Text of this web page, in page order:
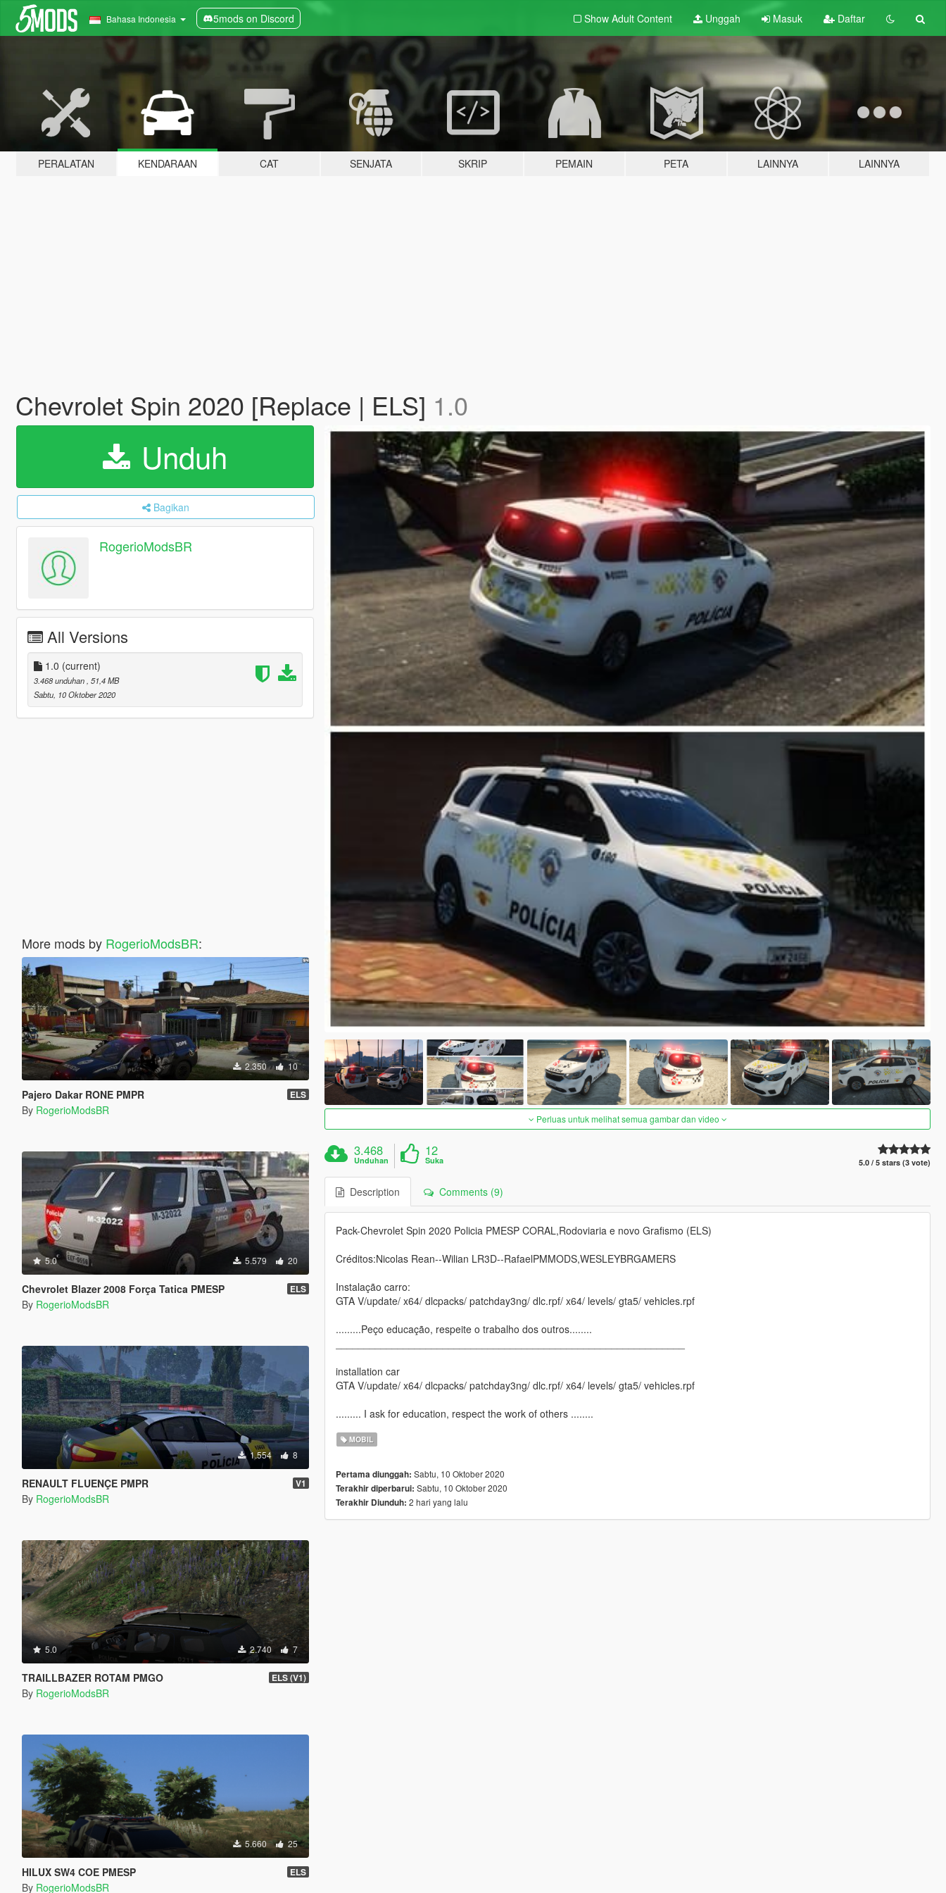
Bahasa Indonesia 5mods on Discord Show Adult Content Unggah Masuk Daftar
PERALATAN KENDARAAN CAT SENJATA SKRIP PEMAIN PETA LAINNYA LAINNYA
Chevrolet Spin 2020 [Replace | ELS] 1.0
Unduh
Bagikan
RogerioModsBR
All Versions
1.0 (current)
3.468 unduhan , 51,4 MB
Sabtu, 10 Oktober 2020
More mods by RogerioModsBR:
2.350 10
Pajero Dakar RONE PMPR ELS
By RogerioModsBR
5.0 5.579 20
Chevrolet Blazer 2008 Força Tatica PMESP ELS
By RogerioModsBR
1.554 8
RENAULT FLUENÇE PMPR V1
By RogerioModsBR
5.0 2.740 7
TRAILLBAZER ROTAM PMGO ELS (V1)
By RogerioModsBR
5.660 25
HILUX SW4 COE PMESP ELS
By RogerioModsBR
Perluas untuk melihat semua gambar dan video
3.468
Unduhan
12
Suka 5.0 / 5 stars (3 vote)
Description Comments (9)
Pack-Chevrolet Spin 2020 Policia PMESP CORAL,Rodoviaria e novo Grafismo (ELS)
Créditos:Nicolas Rean--Wilian LR3D--RafaelPMMODS,WESLEYBRGAMERS
Instalação carro:
GTA V/update/ x64/ dlcpacks/ patchday3ng/ dlc.rpf/ x64/ levels/ gta5/ vehicles.rpf
.........Peço educação, respeite o trabalho dos outros........
installation car
GTA V/update/ x64/ dlcpacks/ patchday3ng/ dlc.rpf/ x64/ levels/ gta5/ vehicles.rpf
......... I ask for education, respect the work of others ........
MOBIL
Pertama diunggah: Sabtu, 10 Oktober 2020
Terakhir diperbarui: Sabtu, 10 Oktober 2020
Terakhir Diunduh: 2 hari yang lalu